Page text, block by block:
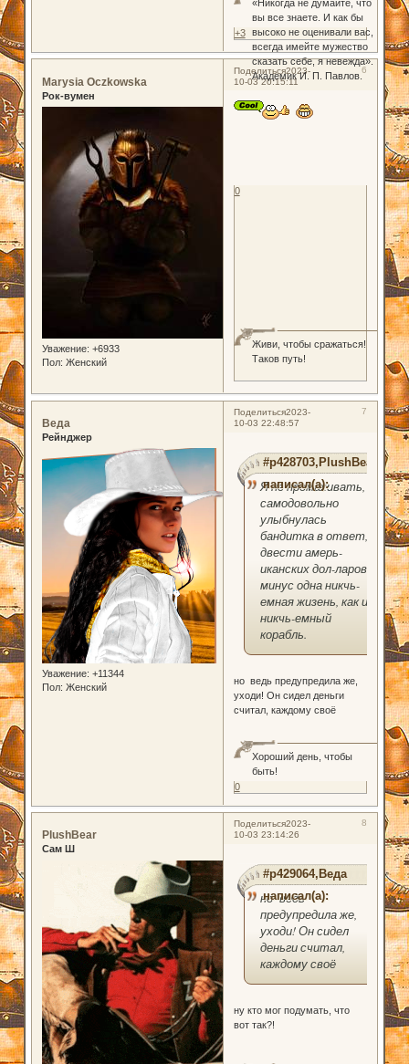
«Никогда не думайте, что
вы все знаете. И как бы
высоко не оценивали вас,
всегда имейте мужество
сказать себе, я невежда».
Академик И. П. Павлов.
+3
Поделиться 6
2023-
10-03 20:15:11
Marysia Oczkowska
Рок-вумен
Уважение: +6933
Пол: Женский
Живи, чтобы сражаться!
Таков путь!
0
Поделиться 7
2023-
10-03 22:48:57
Веда
Рейнджер
Уважение: +11344
Пол: Женский
#p428703,PlushBear
написал(а):
Я не промахивать, -
самодовольно
улыбнулась
бандитка в ответ, -
двести амерь-
иканских дол-ларов -
минус одна никчь-
емная жизень, как и
никчь-емный
корабль.
но ведь предупредила же,
уходи! Он сидел деньги
считал, каждому своё
Хороший день, чтобы
быть!
0
Поделиться 8
2023-
10-03 23:14:26
PlushBear
Сам Ш
#p429064,Веда
написал(а):
но ведь
предупредила же,
уходи! Он сидел
деньги считал,
каждому своё
ну кто мог подумать, что
вот так?!